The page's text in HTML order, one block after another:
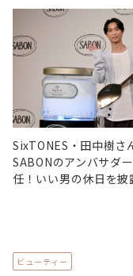
SixTONES・田中樹さ
SABONのアンバサダ
任！いい男の休日を披
ビューティー